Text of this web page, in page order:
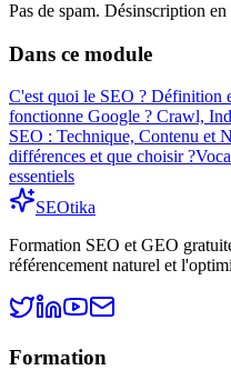
Pas de spam. Désinscription
Dans ce module
C'est quoi le SEO ? Définition
fonctionne Google ? Crawl,
SEO : Technique, Contenu et
différences et que choisir ?
essentiels
SEOtika
Formation SEO et GEO
référencement naturel et
Formation